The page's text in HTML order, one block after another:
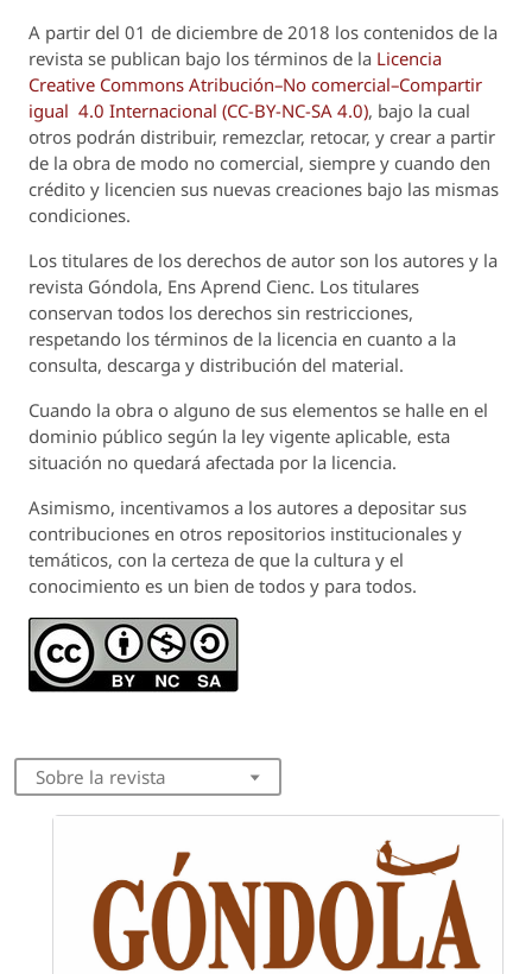
A partir del 01 de diciembre de 2018 los contenidos de la
revista se publican bajo los términos de la Licencia
Creative Commons Atribución–No comercial–Compartir
igual 4.0 Internacional (CC-BY-NC-SA 4.0), bajo la cual
otros podrán distribuir, remezclar, retocar, y crear a partir
de la obra de modo no comercial, siempre y cuando den
crédito y licencien sus nuevas creaciones bajo las mismas
condiciones.
Los titulares de los derechos de autor son los autores y la
revista Góndola, Ens Aprend Cienc. Los titulares
conservan todos los derechos sin restricciones,
respetando los términos de la licencia en cuanto a la
consulta, descarga y distribución del material.
Cuando la obra o alguno de sus elementos se halle en el
dominio público según la ley vigente aplicable, esta
situación no quedará afectada por la licencia.
Asimismo, incentivamos a los autores a depositar sus
contribuciones en otros repositorios institucionales y
temáticos, con la certeza de que la cultura y el
conocimiento es un bien de todos y para todos.
Sobre la revista